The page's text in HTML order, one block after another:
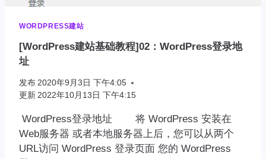
WORDPRESS建站
[WordPress建站基础教程]02：WordPress登录地
址
发布 2020年9月3日 下午4:05
更新 2022年10月13日 下午4:15
WordPress登录地址 将 WordPress 安装在
Web服务器 或者本地服务器上后，您可以从两个
URL访问 WordPress 登录页面 您的 WordPress